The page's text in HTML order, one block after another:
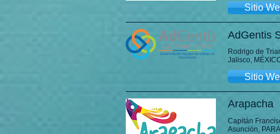
Sitio
AdGentis
Rodrigo de
Jalisco,
Sitio
Arapacha
Capitán
Asunción,